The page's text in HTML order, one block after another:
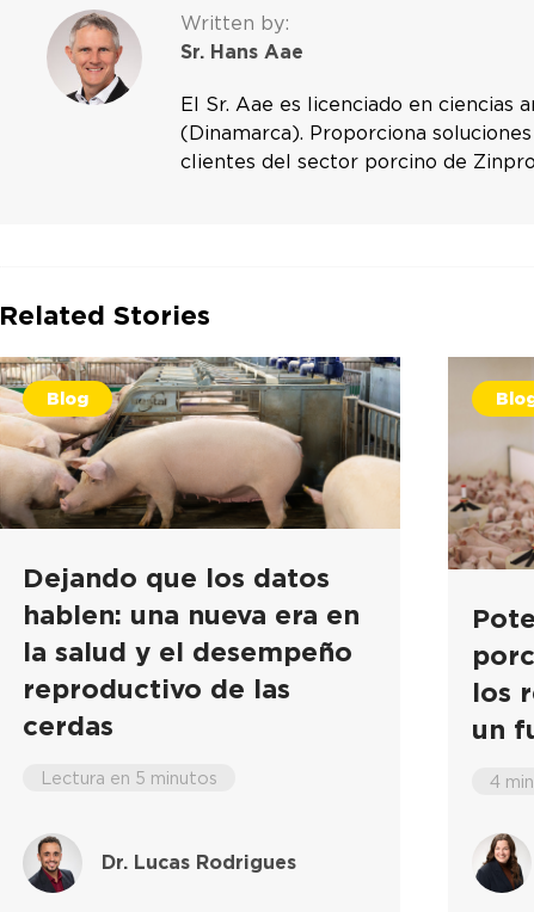
Written by:
Sr. Hans Aae
El Sr. Aae es licenciado en ciencias
(Dinamarca). Proporciona
clientes del sector porcino de
Related Stories
Blog
Dejando que los datos
hablen: una nueva era en
la salud y el desempeño
reproductivo de las
cerdas
Lectura en 5 minutos
Dr. Lucas Rodrigues
los
un
4